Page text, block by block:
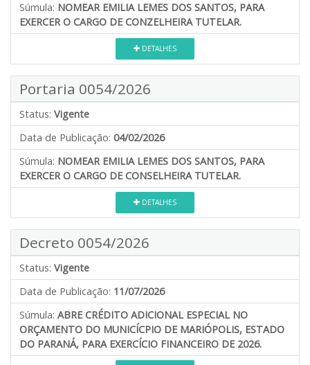
Súmula: NOMEAR EMILIA LEMES DOS SANTOS, PARA
EXERCER O CARGO DE CONZELHEIRA TUTELAR.
DETALHES
Portaria 0054/2026
Status: Vigente
Data de Publicação: 04/02/2026
Súmula: NOMEAR EMILIA LEMES DOS SANTOS, PARA
EXERCER O CARGO DE CONSELHEIRA TUTELAR.
DETALHES
Decreto 0054/2026
Status: Vigente
Data de Publicação: 11/07/2026
Súmula: ABRE CRÉDITO ADICIONAL ESPECIAL NO
ORÇAMENTO DO MUNICÍCPIO DE MARIÓPOLIS, ESTADO
DO PARANÁ, PARA EXERCÍCIO FINANCEIRO DE 2026.